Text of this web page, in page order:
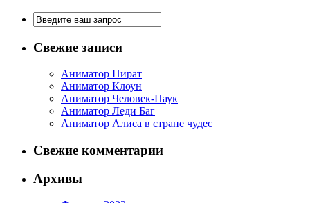
Свежие записи
Аниматор Пират
Аниматор Клоун
Аниматор Человек-Паук
Аниматор Леди Баг
Аниматор Алиса в стране чудес
Свежие комментарии
Архивы